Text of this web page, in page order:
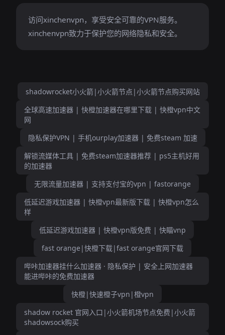
访问xinchenvpn，享受安全可靠的VPN服务。
xinchenvpn致力于保护您的网络隐私和安全。
shadowrocket小火箭|小火箭节点|小火箭节点购买网站
全球高速加速器 | 快橙加速器在哪里下载 | 快橙vpn中文
网
隐私保护VPN | 手机ourplay加速器 | 免费steam 加速
解锁流媒体工具 | 免费steam加速器推荐 | ps5主机好用
的加速器
无限流量加速器 | 支持支付宝的vpn | fastorange
低延迟游戏加速器 | 快橙vpn最新版下载 | 快橙vpn怎么
样
低延迟游戏加速器 | 快橙vpn版免费 | 快瞄vnp
fast orange|快橙下载|fast orange官网下载
哔咔加速器挂什么加速器 · 隐私保护 | 安全上网加速器
能进哔咔的免费加速器
快橙|快速橙子vpn|橙vpn
shadow rocket 官网入口|小火箭机场节点免费|小火箭
shadowsock购买